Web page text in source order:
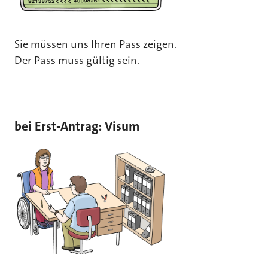
Sie müssen uns Ihren Pass zeigen.
Der Pass muss gültig sein.
bei Erst-Antrag: Visum